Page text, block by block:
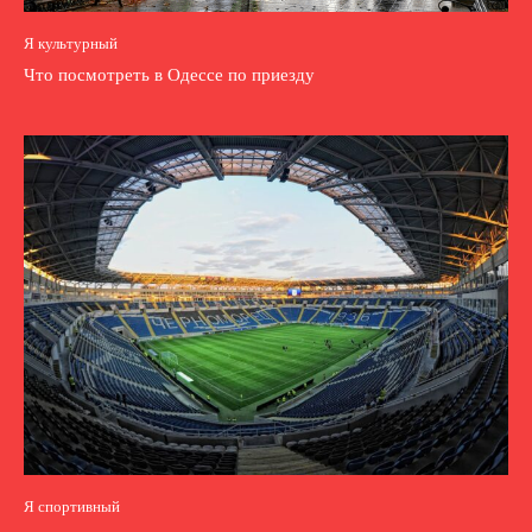
Я культурный
Что посмотреть в Одессе по приезду
Я спортивный